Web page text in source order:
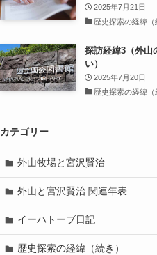
2025年7月21日
歴史探索の経緯（
探訪経緯3（外山
い）
2025年7月20日
歴史探索の経緯（
カテゴリー
外山牧場と宮沢賢治
外山と宮沢賢治 関連年表
イーハトーブ日記
歴史探索の経緯（続き）